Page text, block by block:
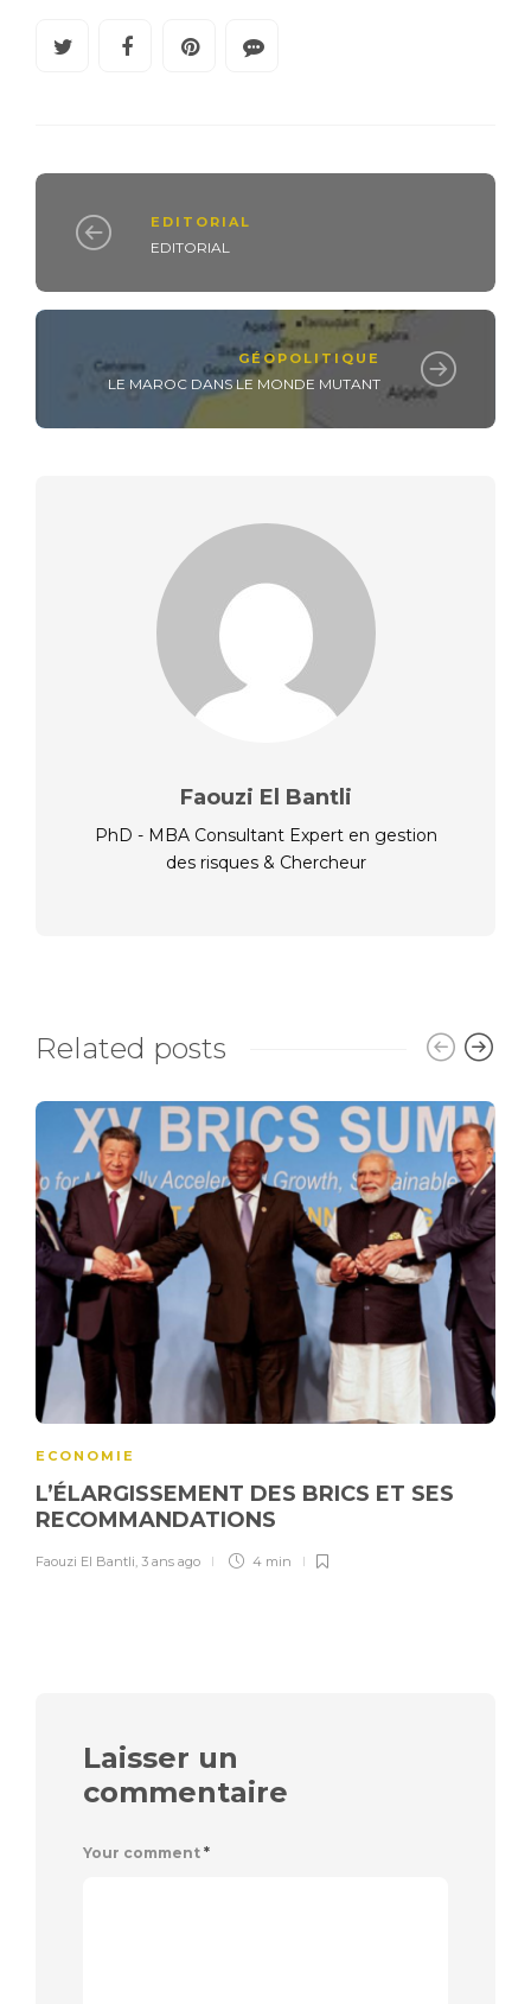
EDITORIAL
EDITORIAL
GÉOPOLITIQUE
LE MAROC DANS LE MONDE MUTANT
Faouzi El Bantli
PhD - MBA Consultant Expert en gestion
des risques & Chercheur
Related posts
ECONOMIE
L’ÉLARGISSEMENT DES BRICS ET SES
RECOMMANDATIONS
Faouzi El Bantli, 3 ans ago 4 min
Laisser un
commentaire
Your comment *